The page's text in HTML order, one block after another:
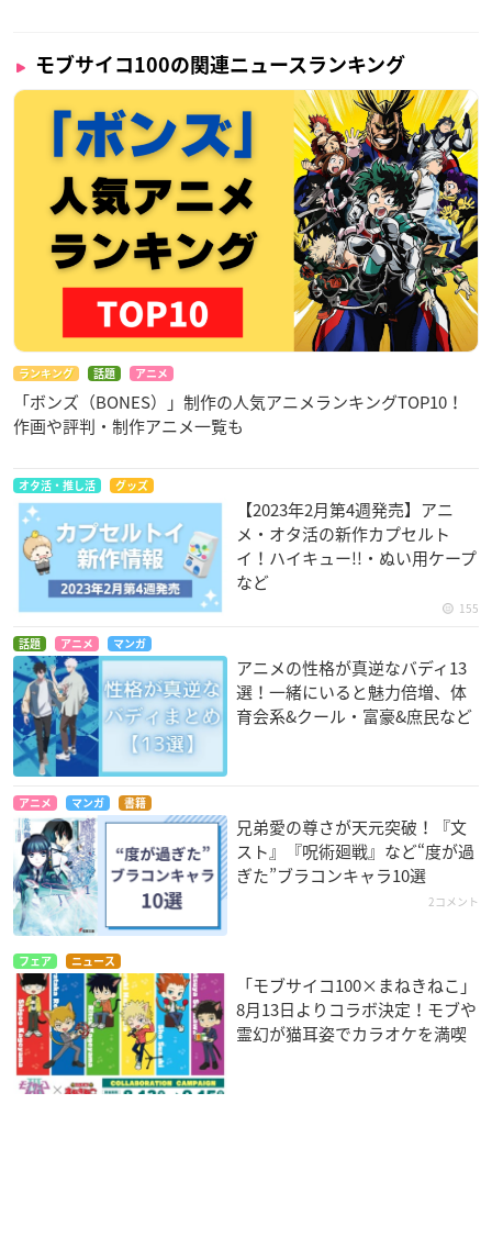
モブサイコ100の関連ニュースランキング
ランキング 話題 アニメ
「ボンズ（BONES）」制作の人気アニメランキングTOP10！
作画や評判・制作アニメ一覧も
オタ活・推し活 グッズ
【2023年2月第4週発売】アニ
メ・オタ活の新作カプセルト
イ！ハイキュー!!・ぬい用ケープ
など
155
話題 アニメ マンガ
アニメの性格が真逆なバディ13
選！一緒にいると魅力倍増、体
育会系&クール・富豪&庶民など
アニメ マンガ 書籍
兄弟愛の尊さが天元突破！『文
スト』『呪術廻戦』など“度が過
ぎた”ブラコンキャラ10選
2コメント
フェア ニュース
「モブサイコ100×まねきねこ」
8月13日よりコラボ決定！モブや
霊幻が猫耳姿でカラオケを満喫